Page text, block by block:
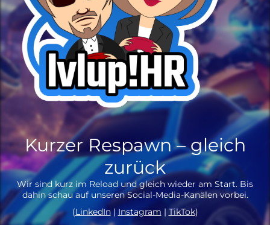
Kurzer Respawn – gleich
zurück
Wir sind kurz im Reload und gleich wieder am Start. Bis
dahin schau auf unseren Social-Media-Kanälen vorbei.
(LinkedIn|Instagram | TikTok)